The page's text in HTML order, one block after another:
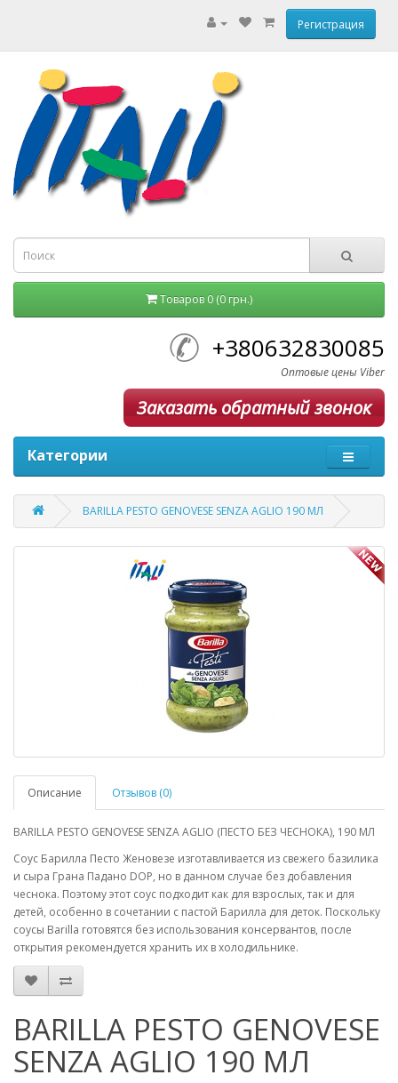
Регистрация
Товаров 0 (0 грн.)
+380632830085
Оптовые цены Viber
Заказать обратный звонок
Категории
BARILLA PESTO GENOVESE SENZA AGLIO 190 МЛ
Описание Отзывов (0)
BARILLA PESTO GENOVESE SENZA AGLIO (ПЕСТО БЕЗ ЧЕСНОКА), 190 МЛ
Соус Барилла Песто Женовезе изготавливается из свежего базилика
и сыра Грана Падано DOP, но в данном случае без добавления
чеснока. Поэтому этот соус подходит как для взрослых, так и для
детей, особенно в сочетании с пастой Барилла для деток. Поскольку
соусы Barilla готовятся без использования консервантов, после
открытия рекомендуется хранить их в холодильнике.
BARILLA PESTO GENOVESE
SENZA AGLIO 190 МЛ